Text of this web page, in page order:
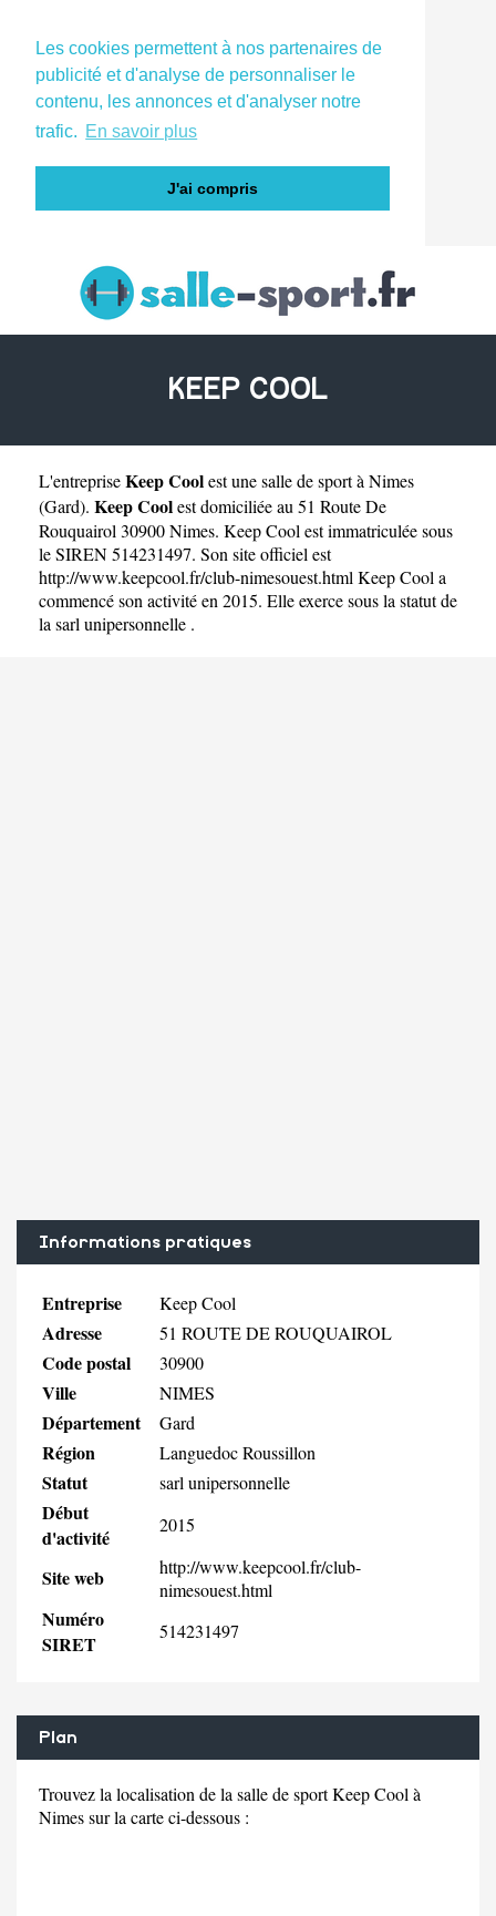
Les cookies permettent à nos partenaires de
publicité et d'analyse de personnaliser le
contenu, les annonces et d'analyser notre
trafic. En savoir plus
J'ai compris
KEEP COOL
L'entrepriseKeep Coolest unesalle de sport à Nimes
(Gard). Keep Coolest domiciliée au 51 Route De
Rouquairol 30900 Nimes. Keep Cool est immatriculée sous
le SIREN 514231497. Son site officiel est
http://www.keepcool.fr/club-nimesouest.html Keep Cool a
commencé son activité en 2015. Elle exerce sous la statut de
la sarl unipersonnelle .
Informations pratiques
Entreprise Keep Cool
Adresse 51 ROUTE DE ROUQUAIROL
Code postal 30900
Ville NIMES
Département Gard
Région Languedoc Roussillon
Statut sarl unipersonnelle
Début
d'activité
2015
Site web
http://www.keepcool.fr/club-
nimesouest.html
Numéro
SIRET
514231497
Plan
Trouvez la localisation de la salle de sport Keep Cool à
Nimes sur la carte ci-dessous :